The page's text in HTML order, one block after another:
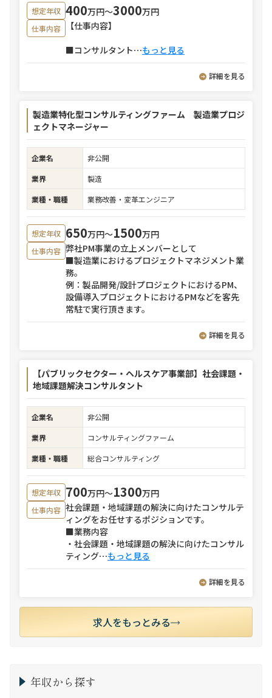
想定年収 400万円〜3000万円
仕事内容
【仕事内容】
■コンサルタント⋯もっと見る
詳細を見る
製造業特化型コンサルティングファーム 製造業プロジ
ェクトマネージャー
企業名
非公開
業界
製造
業種・職種
業務改善・変革エンジニア
想定年収 650万円〜1500万円
仕事内容 弊社PM事業の立上メンバーとして
■製造業におけるプロジェクトマネジメント業
務。
例：製品開発/設計プロジェクトにおけるPM、
設備導入プロジェクトにおけるPMなどを客先
常駐で実行頂きます。
詳細を見る
【パブリックセクター・ヘルスケア事業部】社会課題・
地域課題解決コンサルタント
企業名
非公開
業界
コンサルティングファーム
業種・職種
総合コンサルティング
想定年収 700万円〜1300万円
仕事内容 社会課題・地域課題の解決に向けたコンサルテ
ィングをお任せするポジションです。
■業務内容
・社会課題・地域課題の解決に向けたコンサル
ティング⋯もっと見る
詳細を見る
求人をもっとみる
年収から探す